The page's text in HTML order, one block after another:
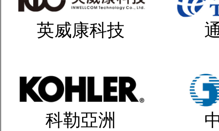
英威康科技
科勒亞洲